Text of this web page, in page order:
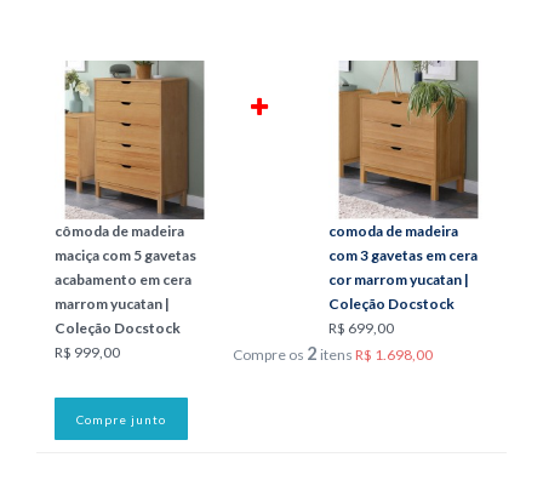
cômoda de madeira
maciça com 5 gavetas
acabamento em cera
marrom yucatan |
Coleção Docstock
R$ 999,00
comoda de madeira
com 3 gavetas em cera
cor marrom yucatan |
Coleção Docstock
R$ 699,00
Compre os 2 itens R$ 1.698,00
Compre junto